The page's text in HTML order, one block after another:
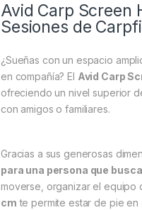
Avid Carp Screen
Sesiones de
¿Sueñas con un espacio
en compañía? El Avid Carp
ofreciendo un nivel superior
con amigos o familiares.
Gracias a sus generosas
para una persona que
moverse, organizar el equipo
cm te permite estar de pie